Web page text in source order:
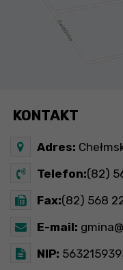
KONTAKT
Adres:
Telefon:(82)
Fax:(82) 568
E-mail:
NIP: